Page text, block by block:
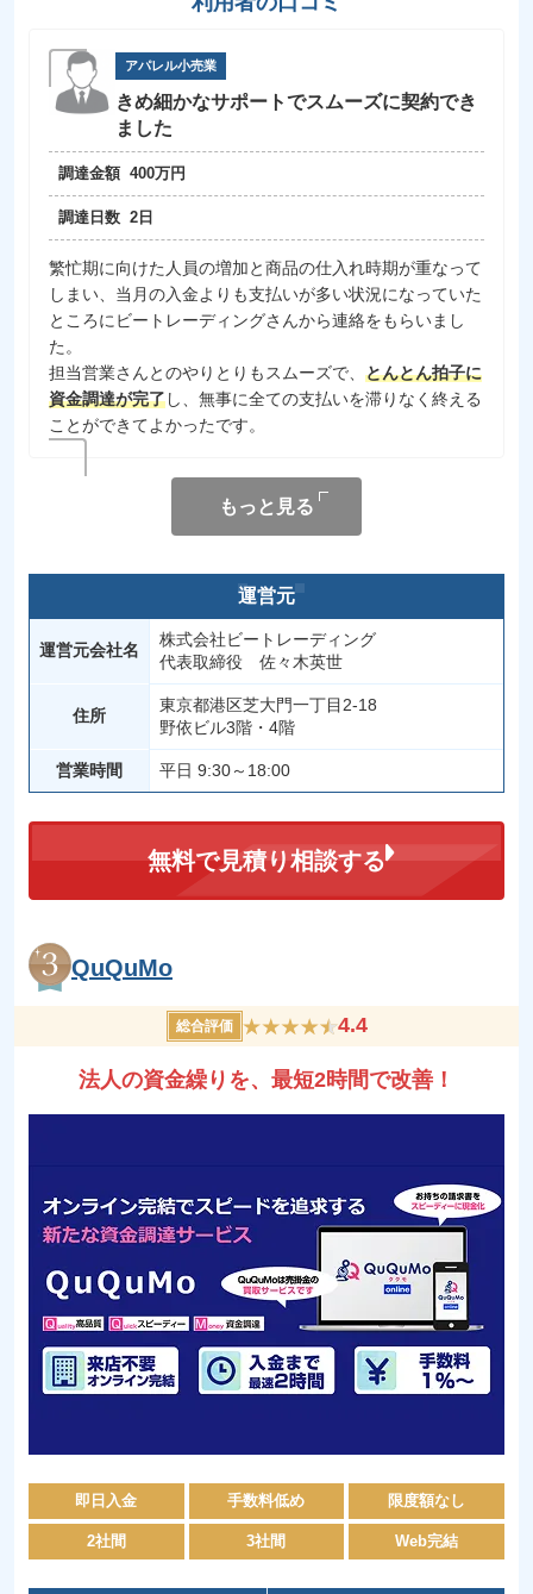
アパレル小売業
きめ細かなサポートでスムーズに契約でき
ました
調達金額 400万円
調達日数 2日
繁忙期に向けた人員の増加と商品の仕入れ時期が重なって
しまい、当月の入金よりも支払いが多い状況になっていた
ところにビートレーディングさんから連絡をもらいまし
た。
担当営業さんとのやりとりもスムーズで、 とんとん拍子に
資金調達が完了し、無事に全ての支払いを滞りなく終える
ことができてよかったです。
もっと見る
運営元
運営元会社名
株式会社ビートレーディング
代表取締役 佐々木英世
住所
東京都港区芝大門一丁目2-18
野依ビル3階・4階
営業時間 平日 9:30～18:00
無料で見積り相談する
QuQuMo
総合評価 4.4
法人の資金繰りを、最短2時間で改善！
即日入金 手数料低め 限度額なし
2社間 3社間 Web完結